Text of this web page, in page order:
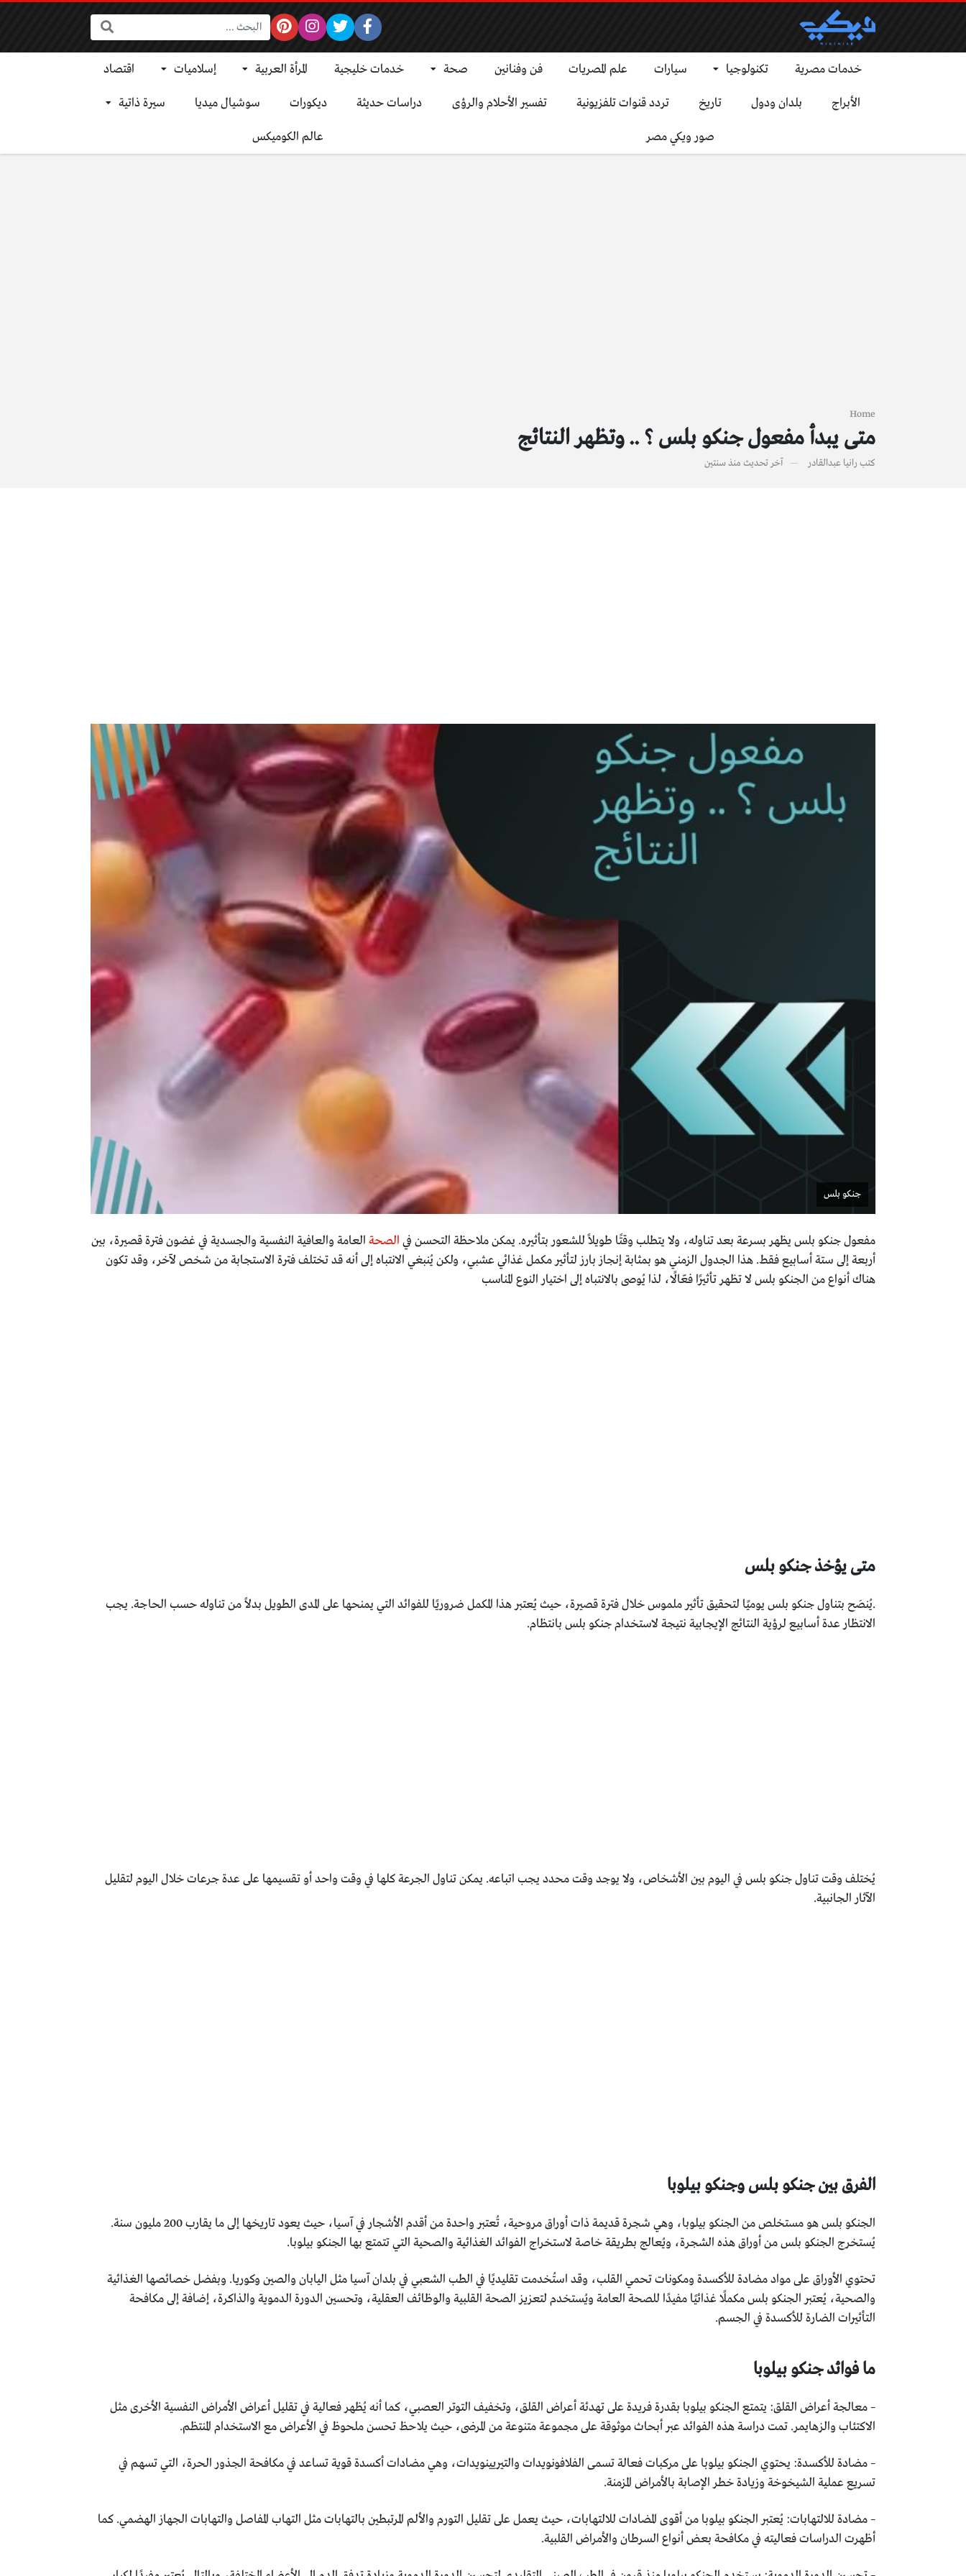
البحث:
خدمات مصرية تكنولوجيا سيارات علم المصريات فن وفنانين صحة خدمات خليجية المرأة العربية إسلاميات اقتصاد
الأبراج بلدان ودول تاريخ تردد قنوات تلفزيونية تفسير الأحلام والرؤى دراسات حديثة ديكورات سوشيال ميديا سيرة ذاتية
صور ويكي مصر عالم الكوميكس
Home
متى يبدأ مفعول جنكو بلس ؟ .. وتظهر النتائج
كتب رانيا عبدالقادر آخر تحديث منذ سنتين
جنكو بلس
مفعول جنكو بلس يظهر بسرعة بعد تناوله، ولا يتطلب وقتًا طويلاً للشعور بتأثيره. يمكن ملاحظة التحسن في الصحة العامة والعافية النفسية والجسدية في غضون فترة قصيرة، بين
أربعة إلى ستة أسابيع فقط. هذا الجدول الزمني هو بمثابة إنجاز بارز لتأثير مكمل غذائي عشبي، ولكن يُنبغي الانتباه إلى أنه قد تختلف فترة الاستجابة من شخص لآخر، وقد تكون
هناك أنواع من الجنكو بلس لا تظهر تأثيرًا فعّالًا، لذا يُوصى بالانتباه إلى اختيار النوع المناسب
متى يؤخذ جنكو بلس
.يُنصَح بتناول جنكو بلس يوميًا لتحقيق تأثير ملموس خلال فترة قصيرة، حيث يُعتبر هذا المكمل ضروريًا للفوائد التي يمنحها على المدى الطويل بدلاً من تناوله حسب الحاجة. يجب
الانتظار عدة أسابيع لرؤية النتائج الإيجابية نتيجة لاستخدام جنكو بلس بانتظام.
يُختلف وقت تناول جنكو بلس في اليوم بين الأشخاص، ولا يوجد وقت محدد يجب اتباعه. يمكن تناول الجرعة كلها في وقت واحد أو تقسيمها على عدة جرعات خلال اليوم لتقليل
الآثار الجانبية.
الفرق بين جنكو بلس وجنكو بيلوبا
الجنكو بلس هو مستخلص من الجنكو بيلوبا، وهي شجرة قديمة ذات أوراق مروحية، تُعتبر واحدة من أقدم الأشجار في آسيا، حيث يعود تاريخها إلى ما يقارب 200 مليون سنة.
يُستخرج الجنكو بلس من أوراق هذه الشجرة، ويُعالج بطريقة خاصة لاستخراج الفوائد الغذائية والصحية التي تتمتع بها الجنكو بيلوبا.
تحتوي الأوراق على مواد مضادة للأكسدة ومكونات تحمي القلب، وقد استُخدمت تقليديًا في الطب الشعبي في بلدان آسيا مثل اليابان والصين وكوريا. وبفضل خصائصها الغذائية
والصحية، يُعتبر الجنكو بلس مكملًا غذائيًا مفيدًا للصحة العامة ويُستخدم لتعزيز الصحة القلبية والوظائف العقلية، وتحسين الدورة الدموية والذاكرة، إضافة إلى مكافحة
التأثيرات الضارة للأكسدة في الجسم.
ما فوائد جنكو بيلوبا
– معالجة أعراض القلق: يتمتع الجنكو بيلوبا بقدرة فريدة على تهدئة أعراض القلق، وتخفيف التوتر العصبي، كما أنه يُظهر فعالية في تقليل أعراض الأمراض النفسية الأخرى مثل
الاكتئاب والزهايمر. تمت دراسة هذه الفوائد عبر أبحاث موثوقة على مجموعة متنوعة من المرضى، حيث يلاحظ تحسن ملحوظ في الأعراض مع الاستخدام المنتظم.
– مضادة للأكسدة: يحتوي الجنكو بيلوبا على مركبات فعالة تسمى الفلافونويدات والتيريينويدات، وهي مضادات أكسدة قوية تساعد في مكافحة الجذور الحرة، التي تسهم في
تسريع عملية الشيخوخة وزيادة خطر الإصابة بالأمراض المزمنة.
– مضادة للالتهابات: يُعتبر الجنكو بيلوبا من أقوى المضادات للالتهابات، حيث يعمل على تقليل التورم والألم المرتبطين بالتهابات مثل التهاب المفاصل والتهابات الجهاز الهضمي. كما
أظهرت الدراسات فعاليته في مكافحة بعض أنواع السرطان والأمراض القلبية.